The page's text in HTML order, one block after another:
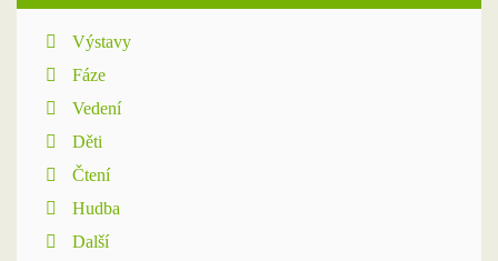
Výstavy
Fáze
Vedení
Děti
Čtení
Hudba
Další